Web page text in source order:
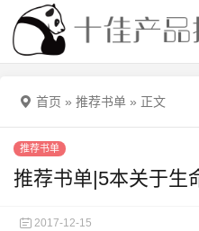
首页 » 推荐书单 » 正文
推荐书单
推荐书单|5本关于生
2017-12-15